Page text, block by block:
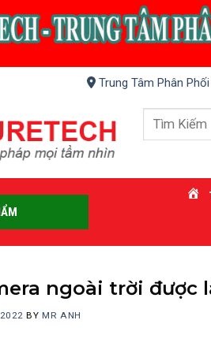
Trung Tâm Phân
Tìm
ngoài trời
BYMR ANH